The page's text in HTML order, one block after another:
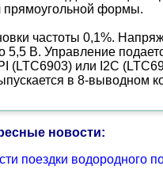
прямоугольной формы.
частоты 0,1%.
5,5 В. Управление
(LTC6903) или I2C
в 8-выводном
новости:
поездки водородного